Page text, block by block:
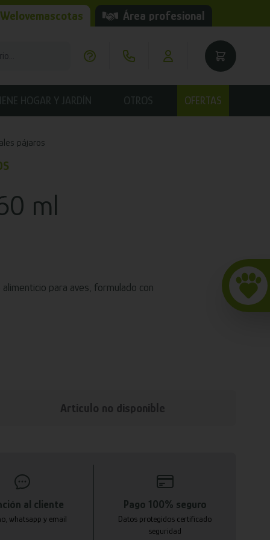
Área profesional
HOGAR Y JARDÍN OTROS OFERTAS
pájaros
ml
para aves, formulado con
Articulo no disponible
al cliente
whatsapp y email
Pago 100% seguro
Datos protegidos certificado
seguridad